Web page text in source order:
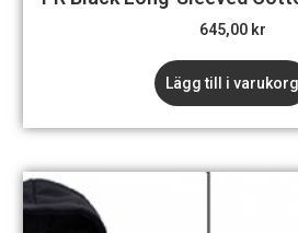
645,00 kr
Lägg till i varukorg